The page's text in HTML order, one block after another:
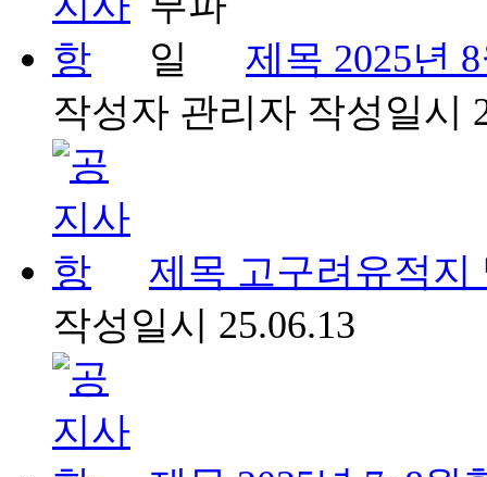
제목 2025년
작성자 관리자 작성일시
제목 고구려유적지
작성일시 25.06.13